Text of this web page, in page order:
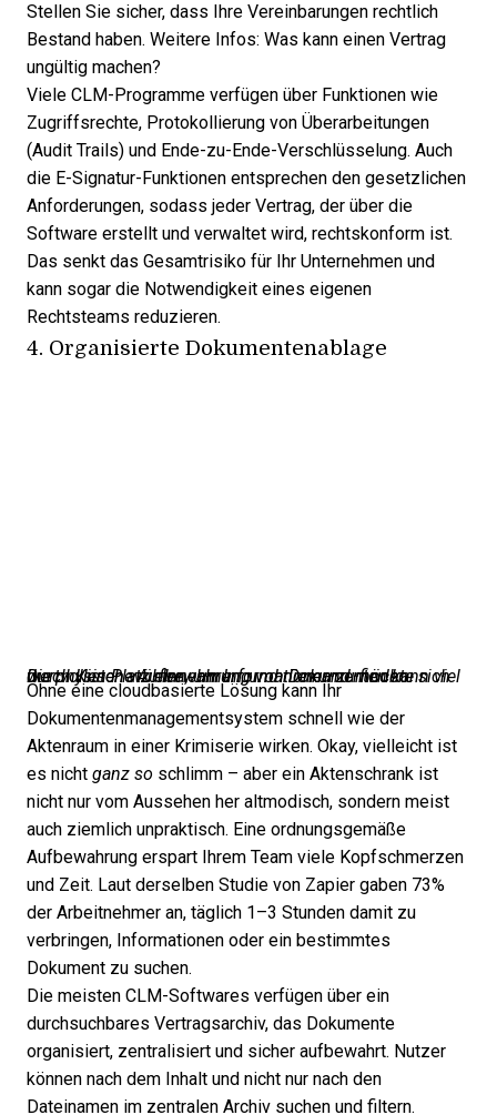
Stellen Sie sicher, dass Ihre Vereinbarungen rechtlich
Bestand haben. Weitere Infos: Was kann einen Vertrag
ungültig machen?
Viele CLM-Programme verfügen über Funktionen wie
Zugriffsrechte, Protokollierung von Überarbeitungen
(Audit Trails) und Ende-zu-Ende-Verschlüsselung. Auch
die E-Signatur-Funktionen entsprechen den gesetzlichen
Anforderungen, sodass jeder Vertrag, der über die
Software erstellt und verwaltet wird, rechtskonform ist.
Das senkt das Gesamtrisiko für Ihr Unternehmen und
kann sogar die Notwendigkeit eines eigenen
Rechtsteams reduzieren.
4. Organisierte Dokumentenablage
Die physische Aufbewahrung von Dokumenten kann viel wertvollen Platz einnehmen,
und niemand möchte sich durch Kisten wühlen, um Informationen zu finden.
Ohne eine cloudbasierte Lösung kann Ihr
Dokumentenmanagementsystem schnell wie der
Aktenraum in einer Krimiserie wirken. Okay, vielleicht ist
es nicht ganz so schlimm – aber ein Aktenschrank ist
nicht nur vom Aussehen her altmodisch, sondern meist
auch ziemlich unpraktisch. Eine ordnungsgemäße
Aufbewahrung erspart Ihrem Team viele Kopfschmerzen
und Zeit. Laut derselben Studie von Zapier gaben 73%
der Arbeitnehmer an, täglich 1–3 Stunden damit zu
verbringen, Informationen oder ein bestimmtes
Dokument zu suchen.
Die meisten CLM-Softwares verfügen über ein
durchsuchbares Vertragsarchiv, das Dokumente
organisiert, zentralisiert und sicher aufbewahrt. Nutzer
können nach dem Inhalt und nicht nur nach den
Dateinamen im zentralen Archiv suchen und filtern.